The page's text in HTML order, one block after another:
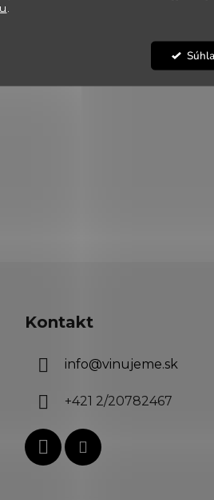
vína, Bratislavčanka
na Pinot noir, už ako mladé
Kontakt
info@vinujeme.sk
+421 2/20782467